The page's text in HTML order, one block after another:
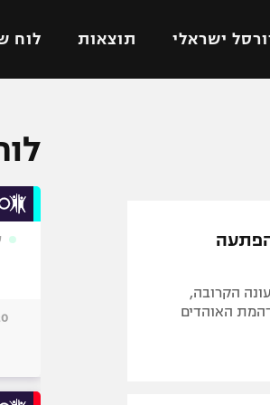
ישראלי תוצאות לוח
הפועל ירושלים
כדורסל עולמי
הקרובה,
האוהדים